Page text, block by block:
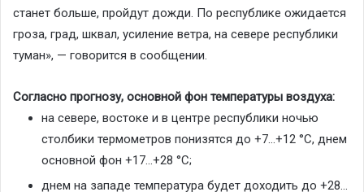
станет больше, пройдут дожди. По республике ожидается
гроза, град, шквал, усиление ветра, на севере республики
туман», — говорится в сообщении.
Согласно прогнозу, основной фон температуры воздуха:
на севере, востоке и в центре республики ночью
столбики термометров понизятся до +7…+12 °С, днем
основной фон +17…+28 °С;
днем на западе температура будет доходить до +28…